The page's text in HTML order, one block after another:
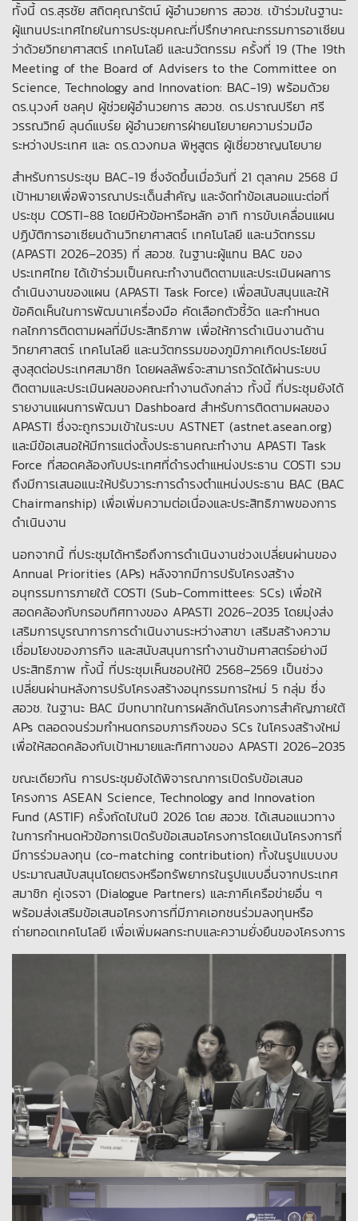
ทั้งนี้ ดร.สุรชัย สถิตคุณารัตน์ ผู้อำนวยการ สอวช. เข้าร่วมในฐานะ
ผู้แทนประเทศไทยในการประชุมคณะที่ปรึกษาคณะกรรมการอาเซียน
ว่าด้วยวิทยาศาสตร์ เทคโนโลยี และนวัตกรรม ครั้งที่ 19 (The 19th
Meeting of the Board of Advisers to the Committee on
Science, Technology and Innovation: BAC-19) พร้อมด้วย
ดร.นุวงศ์ ชลคุป ผู้ช่วยผู้อำนวยการ สอวช. ดร.ปราณปรียา ศรี
วรรณวิทย์ ลุนด์แบร์ย ผู้อำนวยการฝ่ายนโยบายความร่วมมือ
ระหว่างประเทศ และ ดร.ดวงกมล พิหูสูตร ผู้เชี่ยวชาญนโยบาย
สำหรับการประชุม BAC-19 ซึ่งจัดขึ้นเมื่อวันที่ 21 ตุลาคม 2568 มี
เป้าหมายเพื่อพิจารณาประเด็นสำคัญ และจัดทำข้อเสนอแนะต่อที่
ประชุม COSTI-88 โดยมีหัวข้อหารือหลัก อาทิ การขับเคลื่อนแผน
ปฏิบัติการอาเซียนด้านวิทยาศาสตร์ เทคโนโลยี และนวัตกรรม
(APASTI 2026–2035) ที่ สอวช. ในฐานะผู้แทน BAC ของ
ประเทศไทย ได้เข้าร่วมเป็นคณะทำงานติดตามและประเมินผลการ
ดำเนินงานของแผน (APASTI Task Force) เพื่อสนับสนุนและให้
ข้อคิดเห็นในการพัฒนาเครื่องมือ คัดเลือกตัวชี้วัด และกำหนด
กลไกการติดตามผลที่มีประสิทธิภาพ เพื่อให้การดำเนินงานด้าน
วิทยาศาสตร์ เทคโนโลยี และนวัตกรรมของภูมิภาคเกิดประโยชน์
สูงสุดต่อประเทศสมาชิก โดยผลลัพธ์จะสามารถวัดได้ผ่านระบบ
ติดตามและประเมินผลของคณะทำงานดังกล่าว ทั้งนี้ ที่ประชุมยังได้
รายงานแผนการพัฒนา Dashboard สำหรับการติดตามผลของ
APASTI ซึ่งจะถูกรวมเข้าในระบบ ASTNET (astnet.asean.org)
และมีข้อเสนอให้มีการแต่งตั้งประธานคณะทำงาน APASTI Task
Force ที่สอดคล้องกับประเทศที่ดำรงตำแหน่งประธาน COSTI รวม
ถึงมีการเสนอแนะให้ปรับวาระการดำรงตำแหน่งประธาน BAC (BAC
Chairmanship) เพื่อเพิ่มความต่อเนื่องและประสิทธิภาพของการ
ดำเนินงาน
นอกจากนี้ ที่ประชุมได้หารือถึงการดำเนินงานช่วงเปลี่ยนผ่านของ
Annual Priorities (APs) หลังจากมีการปรับโครงสร้าง
อนุกรรมการภายใต้ COSTI (Sub-Committees: SCs) เพื่อให้
สอดคล้องกับกรอบทิศทางของ APASTI 2026–2035 โดยมุ่งส่ง
เสริมการบูรณาการการดำเนินงานระหว่างสาขา เสริมสร้างความ
เชื่อมโยงของภารกิจ และสนับสนุนการทำงานข้ามศาสตร์อย่างมี
ประสิทธิภาพ ทั้งนี้ ที่ประชุมเห็นชอบให้ปี 2568–2569 เป็นช่วง
เปลี่ยนผ่านหลังการปรับโครงสร้างอนุกรรมการใหม่ 5 กลุ่ม ซึ่ง
สอวช. ในฐานะ BAC มีบทบาทในการผลักดันโครงการสำคัญภายใต้
APs ตลอดจนร่วมกำหนดกรอบภารกิจของ SCs ในโครงสร้างใหม่
เพื่อให้สอดคล้องกับเป้าหมายและทิศทางของ APASTI 2026–2035
ขณะเดียวกัน การประชุมยังได้พิจารณาการเปิดรับข้อเสนอ
โครงการ ASEAN Science, Technology and Innovation
Fund (ASTIF) ครั้งถัดไปในปี 2026 โดย สอวช. ได้เสนอแนวทาง
ในการกำหนดหัวข้อการเปิดรับข้อเสนอโครงการโดยเน้นโครงการที่
มีการร่วมลงทุน (co-matching contribution) ทั้งในรูปแบบงบ
ประมาณสนับสนุนโดยตรงหรือทรัพยากรในรูปแบบอื่นจากประเทศ
สมาชิก คู่เจรจา (Dialogue Partners) และภาคีเครือข่ายอื่น ๆ
พร้อมส่งเสริมข้อเสนอโครงการที่มีภาคเอกชนร่วมลงทุนหรือ
ถ่ายทอดเทคโนโลยี เพื่อเพิ่มผลกระทบและความยั่งยืนของโครงการ